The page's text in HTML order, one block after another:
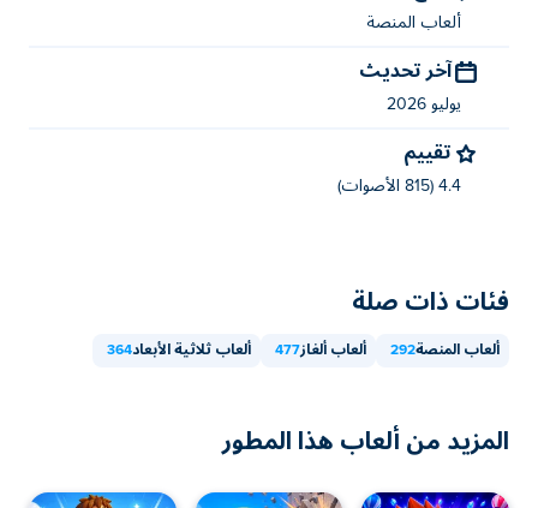
ألعاب المنصة
آخر تحديث
يوليو 2026
تقييم
4.4 (815 الأصوات)
فئات ذات صلة
ألعاب المنصة292 ألعاب ألغاز477 ألعاب ثلاثية الأبعاد364
المزيد من ألعاب هذا المطور